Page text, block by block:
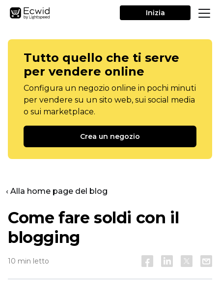
Inizia
Tutto quello che ti serve
per vendere online
Configura un negozio online in pochi minuti
per vendere su un sito web, sui social media
o sui marketplace.
Crea un negozio
‹ Alla home page del blog
Come fare soldi con il
blogging
10 min letto